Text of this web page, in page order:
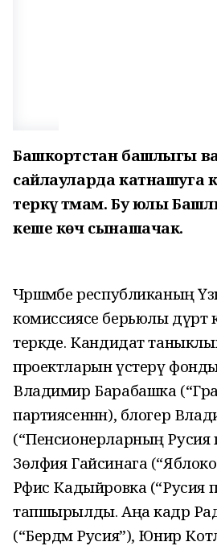
Башкортстан башлыгы
сайлауларда катнашуга
теркәү тәмам. Бу юлы
кеше көч сынашачак.
Чәршәмбе республиканың
комиссиясе берьюлы дүрт
теркәде. Кандидат
проектларын үстерү
Владимир Барабашка
партиясеннән), блогер
(“Пенсионерларның Русия
Зөлфия Гайсинага
Рәфис Кадыйровка (“Русия
тапшырылды. Аңа кадәр
(“Бердәм Русия”), Юнир